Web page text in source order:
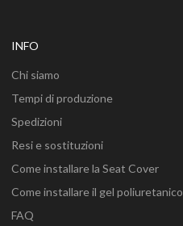
INFO
Chi siamo
Tempi di produzione
Spedizioni
Resi e sostituzioni
Come installare la Seat Cover
Come installare il gel poliuretanico
FAQ